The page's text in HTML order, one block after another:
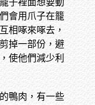
子裡面想要動
會用爪子在籠
相啄來啄去，
掉一部份，避
使他們減少利
鴨肉，有一些